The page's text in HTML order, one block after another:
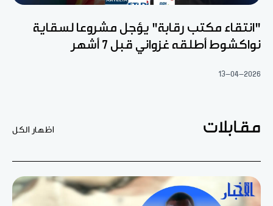
"انتقاء مكتب رقابة" يؤجل مشروعا لسقاية
نواكشوط أطلقه غزواني قبل 7 أشهر
13-04-2026
مقابلات اظهار الكل